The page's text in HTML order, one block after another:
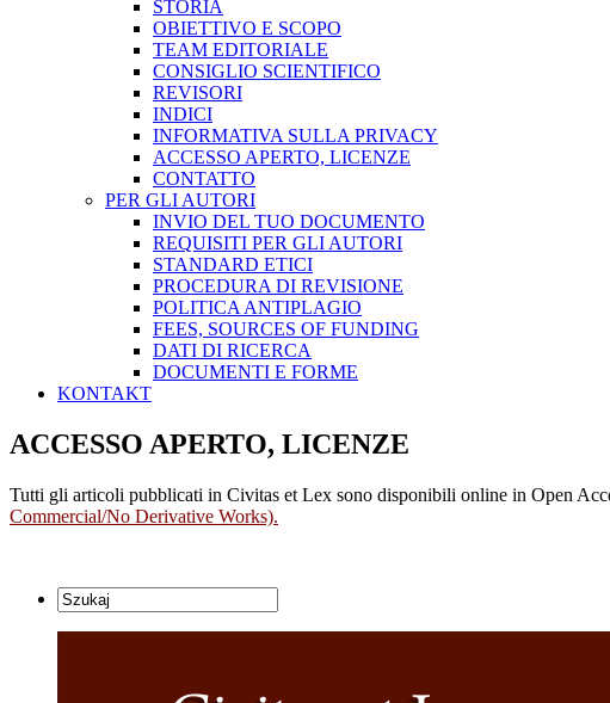
STORIA
OBIETTIVO E SCOPO
TEAM EDITORIALE
CONSIGLIO SCIENTIFICO
REVISORI
INDICI
INFORMATIVA SULLA PRIVACY
ACCESSO APERTO, LICENZE
CONTATTO
PER GLI AUTORI
INVIO DEL TUO DOCUMENTO
REQUISITI PER GLI AUTORI
STANDARD ETICI
PROCEDURA DI REVISIONE
POLITICA ANTIPLAGIO
FEES, SOURCES OF FUNDING
DATI DI RICERCA
DOCUMENTI E FORME
KONTAKT
ACCESSO APERTO, LICENZE
Tutti gli articoli pubblicati in Civitas et Lex sono disponibili online in Open
Commercial/No Derivative Works).